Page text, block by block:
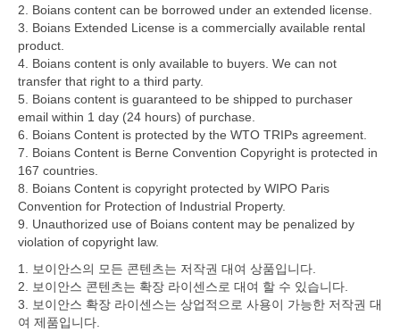
2. Boians content can be borrowed under an extended license.
3. Boians Extended License is a commercially available rental
product.
4. Boians content is only available to buyers. We can not
transfer that right to a third party.
5. Boians content is guaranteed to be shipped to purchaser
email within 1 day (24 hours) of purchase.
6. Boians Content is protected by the WTO TRIPs agreement.
7. Boians Content is Berne Convention Copyright is protected in
167 countries.
8. Boians Content is copyright protected by WIPO Paris
Convention for Protection of Industrial Property.
9. Unauthorized use of Boians content may be penalized by
violation of copyright law.
1. 보이안스의 모든 콘텐츠는 저작권 대여 상품입니다.
2. 보이안스 콘텐츠는 확장 라이센스로 대여 할 수 있습니다.
3. 보이안스 확장 라이센스는 상업적으로 사용이 가능한 저작권 대
여 제품입니다.